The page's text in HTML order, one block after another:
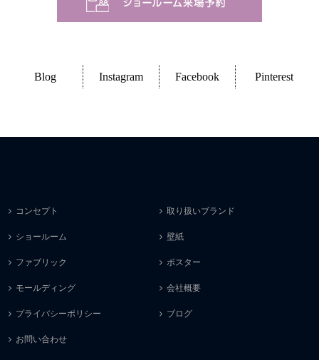
Blog Instagram Facebook Pinterest
コンセプト 取り扱いブランド
ショールーム 壁紙
ファブリック ポスター
モールディング 会社概要
プライバシーポリシー ブログ
お問い合わせ